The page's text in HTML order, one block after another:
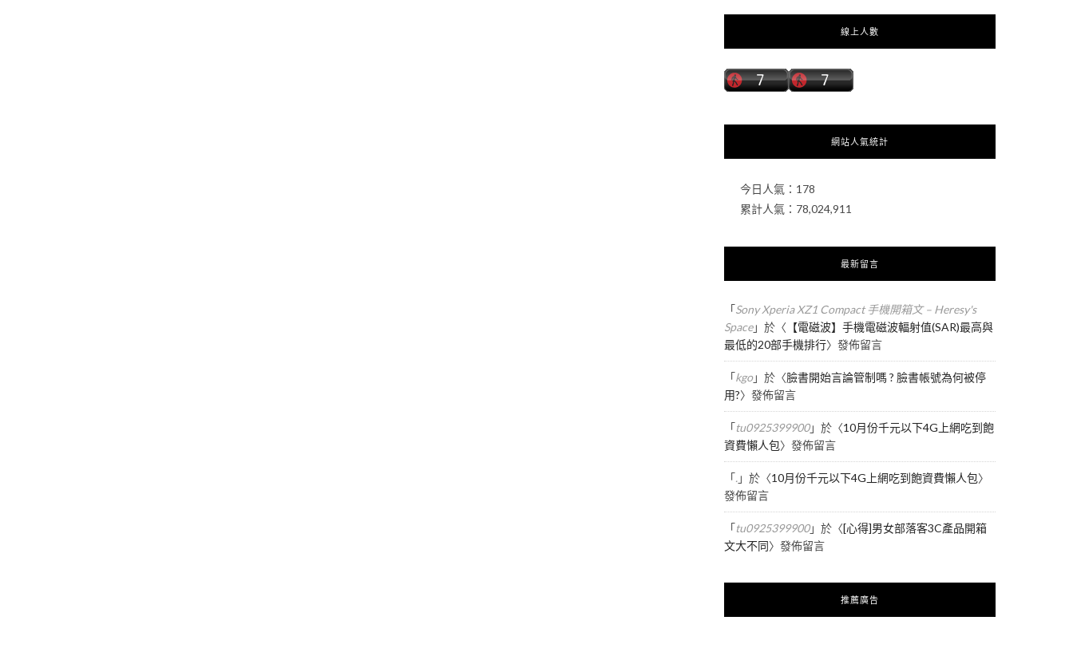
線上人數
網站人氣統計
今日人氣： 178
累計人氣： 78,024,911
最新留言
「Sony Xperia XZ1 Compact 手機開箱文 – Heresy's
Space」於〈 【電磁波】手機電磁波輻射值(SAR)最高與
最低的20部手機排行〉發佈留言
「kgo」於〈臉書開始言論管制嗎 ? 臉書帳號為何被停
用?〉發佈留言
「tu0925399900」於〈10月份千元以下4G上網吃到飽
資費懶人包〉發佈留言
「.」於〈10月份千元以下4G上網吃到飽資費懶人包〉
發佈留言
「tu0925399900」於〈[心得]男女部落客3C產品開箱
文大不同〉發佈留言
推薦廣告